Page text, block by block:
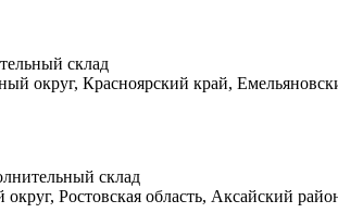
склад
округ, Красноярский край,
склад
Ростовская область, Аксайский